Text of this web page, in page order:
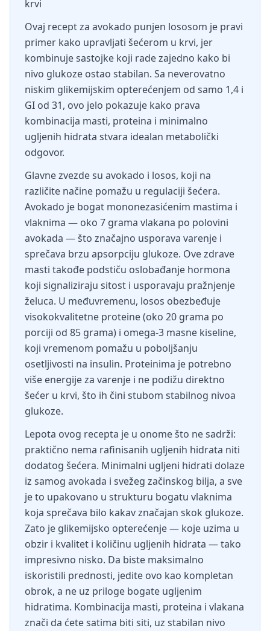
krvi
Ovaj recept za avokado punjen lososom je pravi
primer kako upravljati šećerom u krvi, jer
kombinuje sastojke koji rade zajedno kako bi
nivo glukoze ostao stabilan. Sa neverovatno
niskim glikemijskim opterećenjem od samo 1,4 i
GI od 31, ovo jelo pokazuje kako prava
kombinacija masti, proteina i minimalno
ugljenih hidrata stvara idealan metabolički
odgovor.
Glavne zvezde su avokado i losos, koji na
različite načine pomažu u regulaciji šećera.
Avokado je bogat mononezasićenim mastima i
vlaknima — oko 7 grama vlakana po polovini
avokada — što značajno usporava varenje i
sprečava brzu apsorpciju glukoze. Ove zdrave
masti takođe podstiču oslobađanje hormona
koji signaliziraju sitost i usporavaju pražnjenje
želuca. U međuvremenu, losos obezbeđuje
visokokvalitetne proteine (oko 20 grama po
porciji od 85 grama) i omega-3 masne kiseline,
koji vremenom pomažu u poboljšanju
osetljivosti na insulin. Proteinima je potrebno
više energije za varenje i ne podižu direktno
šećer u krvi, što ih čini stubom stabilnog nivoa
glukoze.
Lepota ovog recepta je u onome što ne sadrži:
praktično nema rafinisanih ugljenih hidrata niti
dodatog šećera. Minimalni ugljeni hidrati dolaze
iz samog avokada i svežeg začinskog bilja, a sve
je to upakovano u strukturu bogatu vlaknima
koja sprečava bilo kakav značajan skok glukoze.
Zato je glikemijsko opterećenje — koje uzima u
obzir i kvalitet i količinu ugljenih hidrata — tako
impresivno nisko. Da biste maksimalno
iskoristili prednosti, jedite ovo kao kompletan
obrok, a ne uz priloge bogate ugljenim
hidratima. Kombinacija masti, proteina i vlakana
znači da ćete satima biti siti, uz stabilan nivo